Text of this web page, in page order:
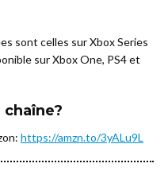
sont celles sur Xbox Series
sur Xbox One, PS4 et
https://amzn.to/3yALu9L